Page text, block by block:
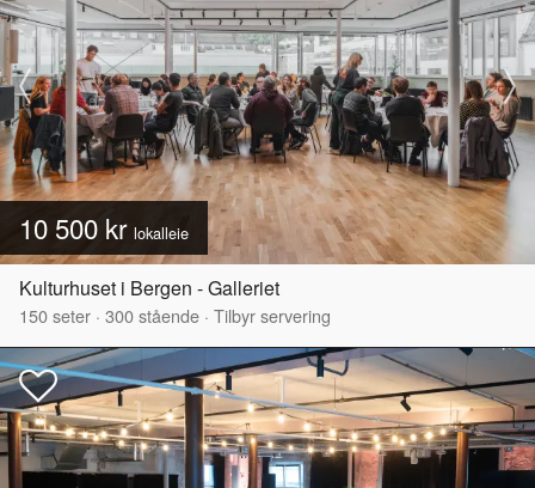
10 500 kr lokalleie
Kulturhuset i Bergen - Galleriet
150seter · 300stående · Tilbyr servering